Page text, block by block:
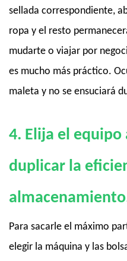
sellada correspondiente,
ropa y el resto
mudarte o viajar por
es mucho más práctico.
maleta y no se ensuciará
4. Elija el equipo
duplicar la
Para sacarle el máximo
elegir la máquina y las